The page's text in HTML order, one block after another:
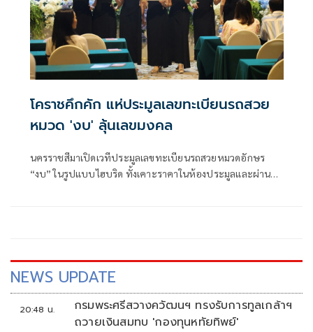
โคราชคึกคัก แห่ประมูลเลขทะเบียนรถสวย
หมวด 'งบ' ลุ้นเลขมงคล
นครราชสีมาเปิดเวทีประมูลเลขทะเบียนรถสวยหมวดอักษร
“งบ” ในรูปแบบไฮบริด ทั้งเคาะราคาในห้องประมูลและผ่าน
NEWS UPDATE
20:48 น.
กรมพระศรีสวางควัฒนฯ ทรงรับการทูลเกล้าฯ
ถวายเงินสมทบ 'กองทุนหทัยทิพย์'